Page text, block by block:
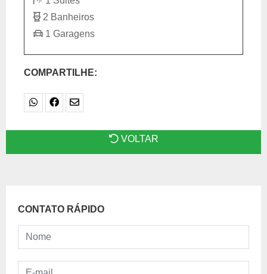
2 Banheiros
1 Garagens
COMPARTILHE:
VOLTAR
CONTATO RÁPIDO
Nome
E-mail